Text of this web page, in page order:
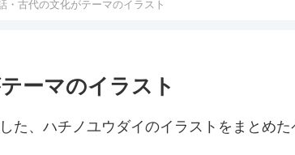
・古代の文化がテーマのイラスト
ーマのイラスト
た、ハチノユウダイのイラストをまとめた